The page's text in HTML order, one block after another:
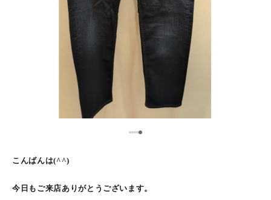
1234
こんばんは(^^)
今日もご来店ありがとうございます。